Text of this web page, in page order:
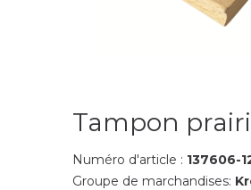
Tampon
Numéro d'article : 137606-
Groupe de marchandises: